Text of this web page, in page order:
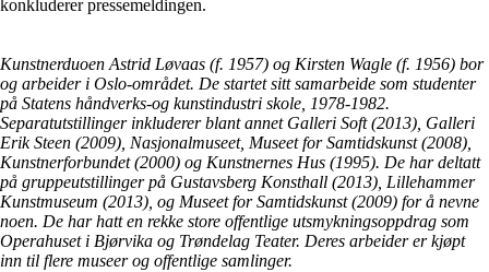
konkluderer pressemeldingen.
Kunstnerduoen Astrid Løvaas (f. 1957) og Kirsten Wagle (f. 1956) bor
og arbeider i Oslo-området. De startet sitt samarbeide som studenter
på Statens håndverks-og kunstindustri skole, 1978-1982.
Separatutstillinger inkluderer blant annet Galleri Soft (2013), Galleri
Erik Steen (2009), Nasjonalmuseet, Museet for Samtidskunst (2008),
Kunstnerforbundet (2000) og Kunstnernes Hus (1995). De har deltatt
på gruppeutstillinger på Gustavsberg Konsthall (2013), Lillehammer
Kunstmuseum (2013), og Museet for Samtidskunst (2009) for å nevne
noen. De har hatt en rekke store offentlige utsmykningsoppdrag som
Operahuset i Bjørvika og Trøndelag Teater. Deres arbeider er kjøpt
inn til flere museer og offentlige samlinger.